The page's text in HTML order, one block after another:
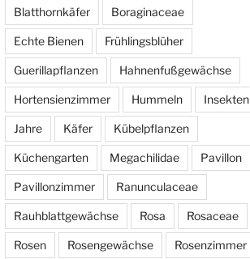
Blatthornkäfer Boraginaceae
Echte Bienen Frühlingsblüher
Guerillapflanzen Hahnenfußgewächse
Hortensienzimmer Hummeln Insekten
Jahre Käfer Kübelpflanzen
Küchengarten Megachilidae Pavillon
Pavillonzimmer Ranunculaceae
Rauhblattgewächse Rosa Rosaceae
Rosen Rosengewächse Rosenzimmer